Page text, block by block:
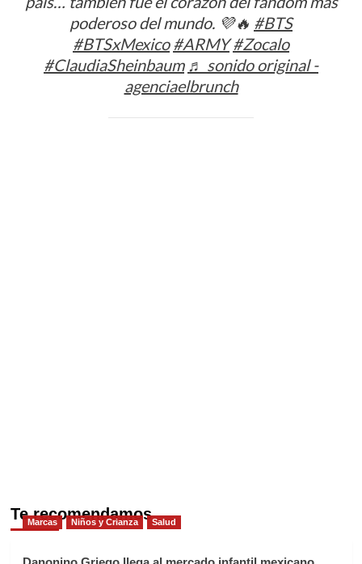
poderoso del mundo. 💜🔥 #BTS
#BTSxMexico #ARMY #Zocalo
#ClaudiaSheinbaum ♬ sonido original -
agenciaelbrunch
Te recomendamos
Marcas Niños y Crianza Salud